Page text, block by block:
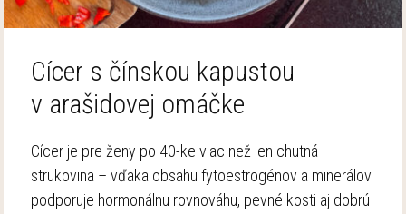
Cícer s čínskou kapustou
v arašidovej omáčke
Cícer je pre ženy po 40-ke viac než len chutná
strukovina – vďaka obsahu fytoestrogénov a minerálov
podporuje hormonálnu rovnováhu, pevné kosti aj dobrú